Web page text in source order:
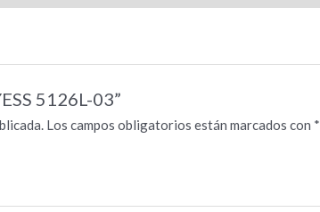
5126L-03”
Los campos obligatorios están marcados con *